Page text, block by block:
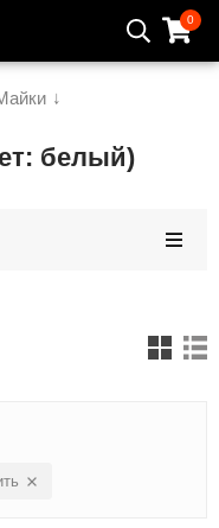
0
↓
белый)